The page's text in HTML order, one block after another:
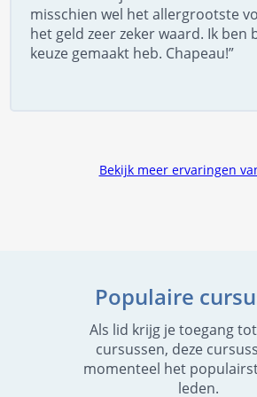
misschien wel het allergrootste
het geld zeer zeker waard. Ik ben
keuze gemaakt heb. Chapeau!”
Bekijk meer ervaringen
Populaire
Als lid krijg je toegang
cursussen, deze
momenteel het
leden.